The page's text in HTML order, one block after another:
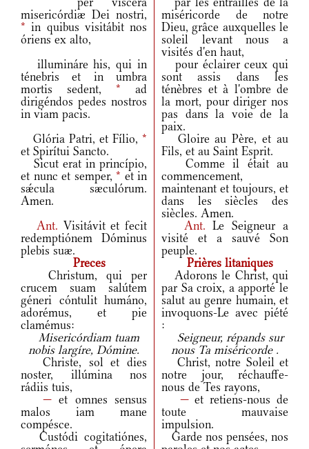
misericórdiæ Dei nostri,
* in quibus visitábit nos
óriens ex alto,
miséricorde de notre
Dieu, grâce auxquelles le
soleil levant nous a
visités d'en haut,
illumináre his, qui in
ténebris et in umbra
mortis sedent, * ad
dirigéndos pedes nostros
in viam pacis.
pour éclairer ceux qui
sont assis dans les
ténèbres et à l'ombre de
la mort, pour diriger nos
pas dans la voie de la
paix.
Glória Patri, et Fílio, *
et Spirítui Sancto.
Gloire au Père, et au
Fils, et au Saint Esprit.
Sicut erat in princípio,
et nunc et semper, * et in
sǽcula sæculórum.
Amen.
Comme il était au
commencement,
maintenant et toujours, et
dans les siècles des
siècles. Amen.
Ant. Visitávit et fecit
redemptiónem Dóminus
plebis suæ.
Ant.Le Seigneur a
visité et a sauvé Son
peuple.
Preces
Prières litaniques
Christum, qui per
crucem suam salútem
géneri cóntulit humáno,
adorémus, et pie
clamémus:
Adorons le Christ, qui
par Sa croix, a apporté le
salut au genre humain, et
invoquons-Le avec piété
:
Misericórdiam tuam
nobis largíre, Dómine.
Seigneur, répands sur
nous Ta miséricorde .
Christe, sol et dies
noster, illúmina nos
rádiis tuis,
Christ, notre Soleil et
notre jour, réchauffe-
nous de Tes rayons,
—et omnes sensus
malos iam mane
compésce.
—et retiens-nous de
toute mauvaise
impulsion.
Custódi cogitatiónes,
Garde nos pensées, nos